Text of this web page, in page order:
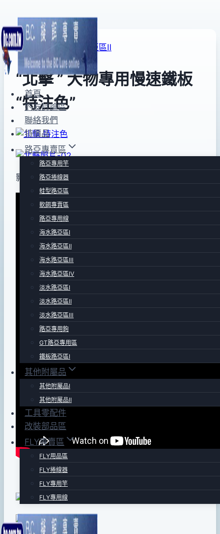
Skip
to
content
首頁
釣友討論區
聯絡我們
特價品
路亞專賣區
路亞專用竿
路亞捲線器
蛙型路亞區
軟餌專賣區
路亞專用線
海水路亞區Ⅰ
海水路亞區Ⅱ
海水路亞區Ⅲ
海水路亞區Ⅳ
淡水路亞區Ⅰ
淡水路亞區Ⅱ
淡水路亞區Ⅲ
路亞專用鉤
GT路亞專用區
鐵板路亞區Ⅰ
其他附屬品
其他附屬品Ⅰ
其他附屬品Ⅱ
工具零配件
改裝部品區
FLY專賣區
FLY用品區
FLY捲線器
FLY專用竿
FLY專用線
路亞專賣區 鐵板路亞區Ⅱ
“北擊 ” 大物專用慢速鐵板
“特注色”
Bybc
pro-
2015
年
月
影片網址~